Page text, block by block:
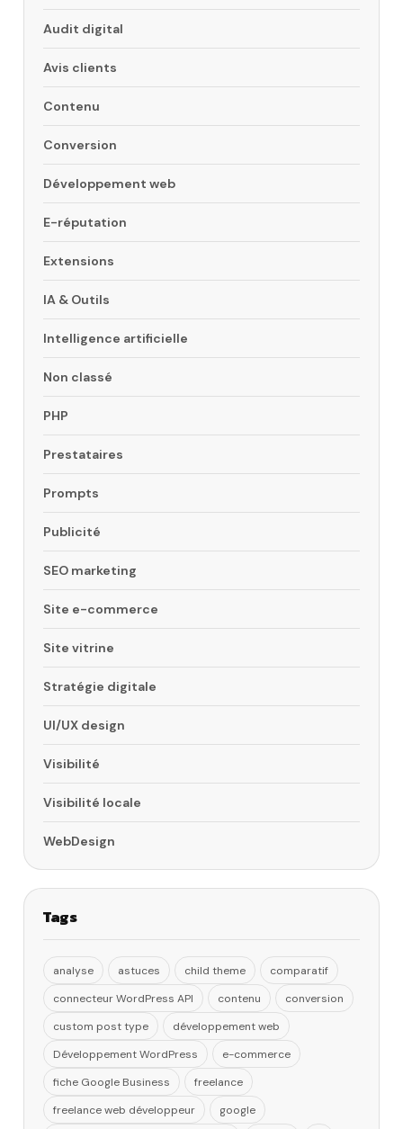
Audit digital
Avis clients
Contenu
Conversion
Développement web
E-réputation
Extensions
IA & Outils
Intelligence artificielle
Non classé
PHP
Prestataires
Prompts
Publicité
SEO marketing
Site e-commerce
Site vitrine
Stratégie digitale
UI/UX design
Visibilité
Visibilité locale
WebDesign
Tags
analyse astuces child theme
comparatif
connecteur WordPress API
contenu
conversion
custom post type
développement web
Développement WordPress
e-commerce
fiche Google Business
freelance
freelance web développeur
google